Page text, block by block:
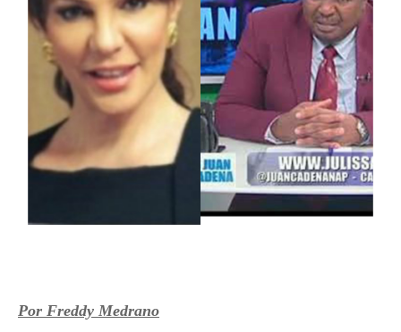
Por Freddy Medrano